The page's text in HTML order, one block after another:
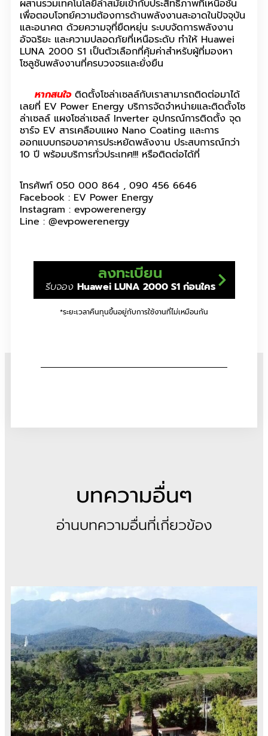
ผสานรวมเทคโนโลยีล้ำสมัยเข้ากับประสิทธิภาพที่เหนือชั้น
เพื่อตอบโจทย์ความต้องการด้านพลังงานสะอาดในปัจจุบัน
และอนาคต ด้วยความจุที่ยืดหยุ่น ระบบจัดการพลังงาน
อัจฉริยะ และความปลอดภัยที่เหนือระดับ ทำให้ Huawei
LUNA 2000 S1 เป็นตัวเลือกที่คุ้มค่าสำหรับผู้ที่มองหา
โซลูชันพลังงานที่ครบวงจรและยั่งยืน
หากสนใจติดตั้งโซล่าเซลล์กับเราสามารถติดต่อมาได้
เลยที่ EV Power Energy บริการจัดจำหน่ายและติดตั้งโซ
ล่าเซลล์ แผงโซล่าเซลล์ Inverter อุปกรณ์การติดตั้ง จุด
ชาร์จ EV สารเคลือบแผง Nano Coating และการ
ออกแบบกรอบอาคารประหยัดพลังงาน ประสบการณ์กว่า
10 ปี พร้อมบริการทั่วประเทศ!!! หรือติดต่อได้ที่
โทรศัพท์ 050 000 864 , 090 456 6646
Facebook : EV Power Energy
Instagram : evpowerenergy
Line : @evpowerenergy
ลงทะเบียน
รีบจอง Huawei LUNA 2000 S1 ก่อนใคร
*ระยะเวลาคืนทุนขึ้นอยู่กับการใช้งานที่ไม่เหมือนกัน
บทความอื่นๆ
อ่านบทความอื่นที่เกี่ยวข้อง